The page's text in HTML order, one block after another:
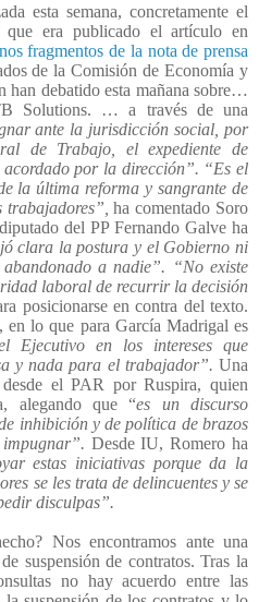
esta semana, concretamente el
era publicado el artículo en
fragmentos de la nota de prensa
de la Comisión de Economía y
han debatido esta mañana sobre…
Solutions. … a través de una
ante la jurisdicción social, por
de Trabajo, el expediente de
por la dirección”. “Es el
la última reforma y sangrante de
trabajadores”,ha comentado Soro
del PP Fernando Galve ha
clara la postura y el Gobierno ni
a nadie”. “No existe
laboral de recurrir la decisión
posicionarse en contra del texto.
lo que para García Madrigal es
Ejecutivo en los intereses que
y nada para el trabajador”. Una
el PAR por Ruspira, quien
alegando que “es un discurso
inhibición y de política de brazos
Desde IU, Romero ha
estas iniciativas porque da la
se les trata de delincuentes y se
disculpas”.
Nos encontramos ante una
suspensión de contratos. Tras la
no hay acuerdo entre las